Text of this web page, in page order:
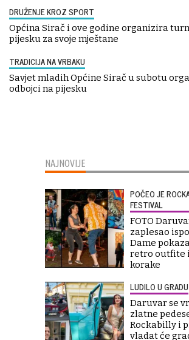
DRUŽENJE KROZ SPORT
Općina Sirač i ove godine organizira
pijesku za svoje mještane
TRADICIJA NA VRBAKU
Savjet mladih Općine Sirač u subotu
odbojci na pijesku
NAJNOVIJE
POČEO JE
FESTIVAL
FOTO
zaplesao
Dame
retro outfite
korake
LUDILO U GRADU
Daruvar se
zlatne
Rockabilly i
vladat će